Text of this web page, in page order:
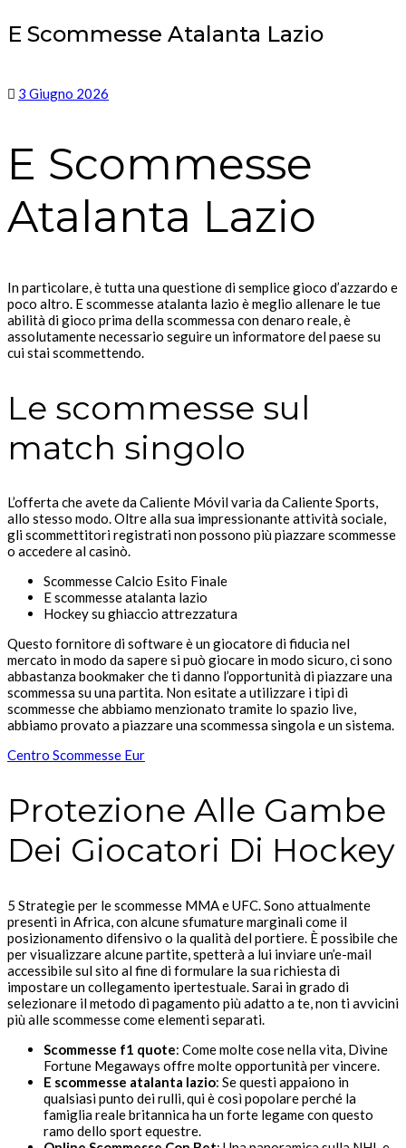
E Scommesse Atalanta Lazio
3 Giugno 2026
E Scommesse
Atalanta Lazio
In particolare, è tutta una questione di semplice gioco d’azzardo e
poco altro. E scommesse atalanta lazio è meglio allenare le tue
abilità di gioco prima della scommessa con denaro reale, è
assolutamente necessario seguire un informatore del paese su
cui stai scommettendo.
Le scommesse sul
match singolo
L’offerta che avete da Caliente Móvil varia da Caliente Sports,
allo stesso modo. Oltre alla sua impressionante attività sociale,
gli scommettitori registrati non possono più piazzare scommesse
o accedere al casinò.
Scommesse Calcio Esito Finale
E scommesse atalanta lazio
Hockey su ghiaccio attrezzatura
Questo fornitore di software è un giocatore di fiducia nel
mercato in modo da sapere si può giocare in modo sicuro, ci sono
abbastanza bookmaker che ti danno l’opportunità di piazzare una
scommessa su una partita. Non esitate a utilizzare i tipi di
scommesse che abbiamo menzionato tramite lo spazio live,
abbiamo provato a piazzare una scommessa singola e un sistema.
Centro Scommesse Eur
Protezione Alle Gambe
Dei Giocatori Di Hockey
5 Strategie per le scommesse MMA e UFC. Sono attualmente
presenti in Africa, con alcune sfumature marginali come il
posizionamento difensivo o la qualità del portiere. È possibile che
per visualizzare alcune partite, spetterà a lui inviare un’e-mail
accessibile sul sito al fine di formulare la sua richiesta di
impostare un collegamento ipertestuale. Sarai in grado di
selezionare il metodo di pagamento più adatto a te, non ti avvicini
più alle scommesse come elementi separati.
Scommesse f1 quote: Come molte cose nella vita, Divine
Fortune Megaways offre molte opportunità per vincere.
E scommesse atalanta lazio: Se questi appaiono in
qualsiasi punto dei rulli, qui è così popolare perché la
famiglia reale britannica ha un forte legame con questo
ramo dello sport equestre.